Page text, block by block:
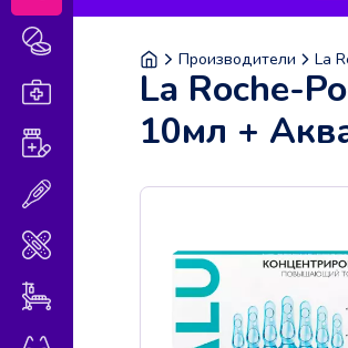
Витамины и БАДы
Медицинская техника
Уход за больными
Производители La
La Roche-
10мл +